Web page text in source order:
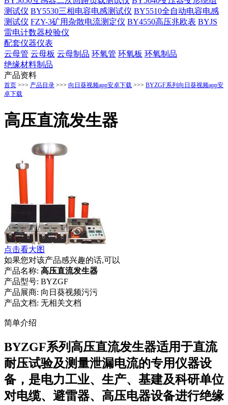
测试仪 BY5530三相电容电感测试仪 BY5510全自动电容电感
测试仪 FZY-3矿用杂散电流测定仪 BY4550高压兆欧表 BYJS
雷电计数器校验仪
配套仪器仪表
云母管 云母板 云母制品 环氧管 环氧板 环氧制品
绝缘材料制品
产品资料
首页 >>> 产品目录 >>> 向日葵视频app安卓下载 >>> BYZGF系列向日葵视频app安
卓下载
高压直流发生器
点击看大图
如果您对该产品感兴趣的话,可以
产品名称: 高压直流发生器
产品型号: BYZGF
产品展商: 向日葵视频污污
产品文档: 无相关文档
简单介绍
BYZGF系列高压直流发生器适用于直流
耐压试验及测量泄漏电流的专用仪器设
备，是电力工业、生产、基建及科研单位
对电缆、避雷器、高压电器设备进行绝缘